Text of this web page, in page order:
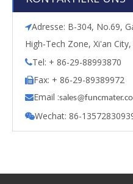
Adresse: B-304, No.69,
High-Tech Zone, Xi'an
Tel: + 86-29-88993870
Fax: + 86-29-89389972
Email :s
Wechat: 86-